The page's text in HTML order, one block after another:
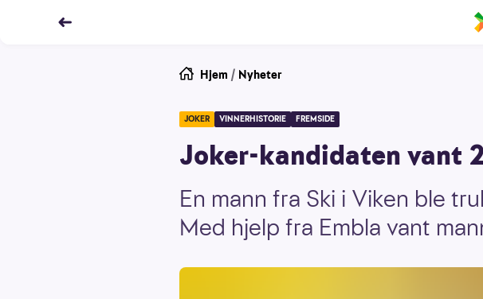
Hjem / Nyheter
JOKER VINNERHISTORIE FREMSIDE
Joker-kandidaten vant
En mann fra Ski i Viken ble
Med hjelp fra Embla vant